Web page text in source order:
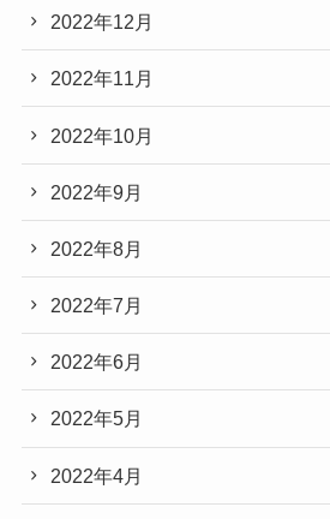
2022年12月
2022年11月
2022年10月
2022年9月
2022年8月
2022年7月
2022年6月
2022年5月
2022年4月